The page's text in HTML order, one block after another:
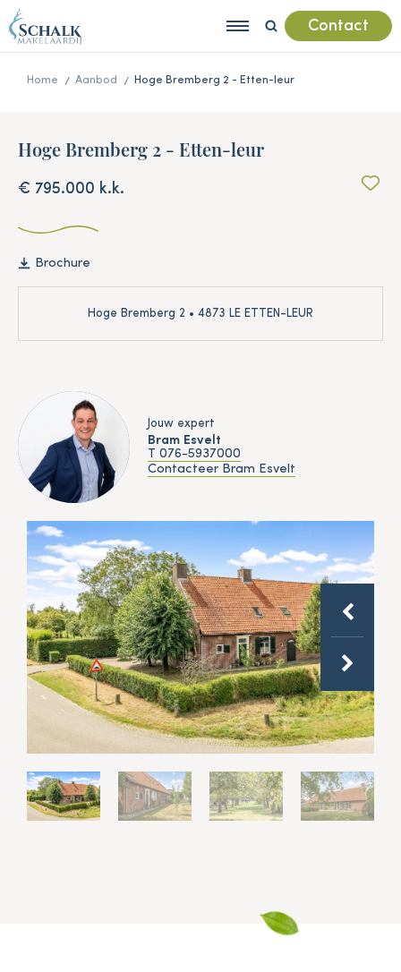
Contact
Home Aanbod Hoge Bremberg 2 - Etten-leur
Hoge Bremberg 2 - Etten-leur
€ 795.000 k.k.
Brochure
Hoge Bremberg 2 • 4873 LE ETTEN-LEUR
Jouw expert
Bram Esvelt
T 076-5937000
Contacteer Bram Esvelt